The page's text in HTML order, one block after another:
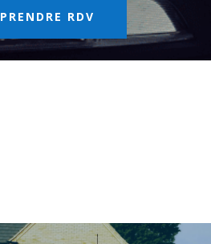
PRENDRE RDV